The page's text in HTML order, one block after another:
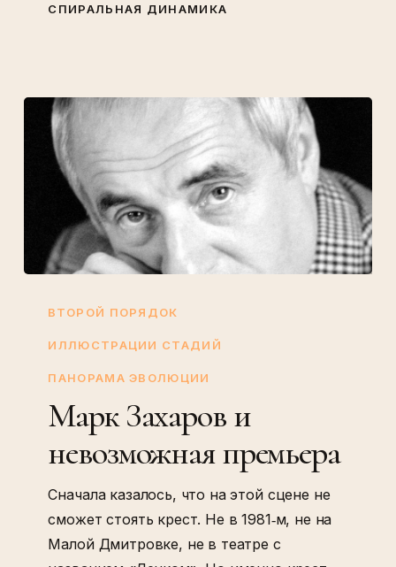
СПИРАЛЬНАЯ ДИНАМИКА
Захаров
премьера
ВТОРОЙ ПОРЯДОК
ИЛЛЮСТРАЦИИ СТАДИЙ
ПАНОРАМА ЭВОЛЮЦИИ
Марк Захаров и
невозможная премьера
Сначала казалось, что на этой сцене не
сможет стоять крест. Не в 1981‑м, не на
Малой Дмитровке, не в театре с